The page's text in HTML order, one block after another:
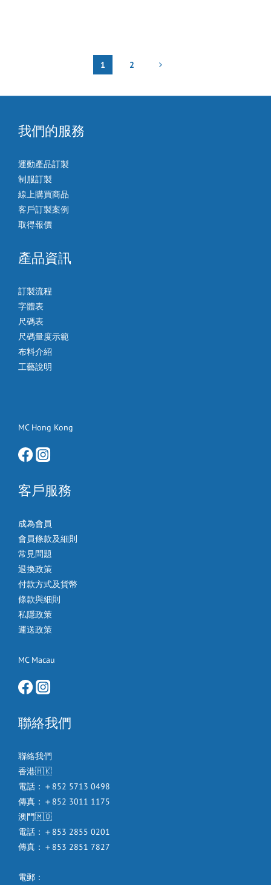
1 2
我們的服務
運動產品訂製
制服訂製
線上購買商品
客戶訂製案例
取得報價
產品資訊
訂製流程
字體表
尺碼表
尺碼量度示範
布料介紹
工藝說明
MC Hong Kong
客戶服務
成為會員
會員條款及細則
常見問題
退換政策
付款方式及貨幣
條款與細則
私隱政策
運送政策
MC Macau
聯絡我們
聯絡我們
香港🇭🇰
電話：＋852 5713 0498
傳真：＋852 3011 1175
澳門🇲🇴
電話：＋853 2855 0201
傳真：＋853 2851 7827
電郵：